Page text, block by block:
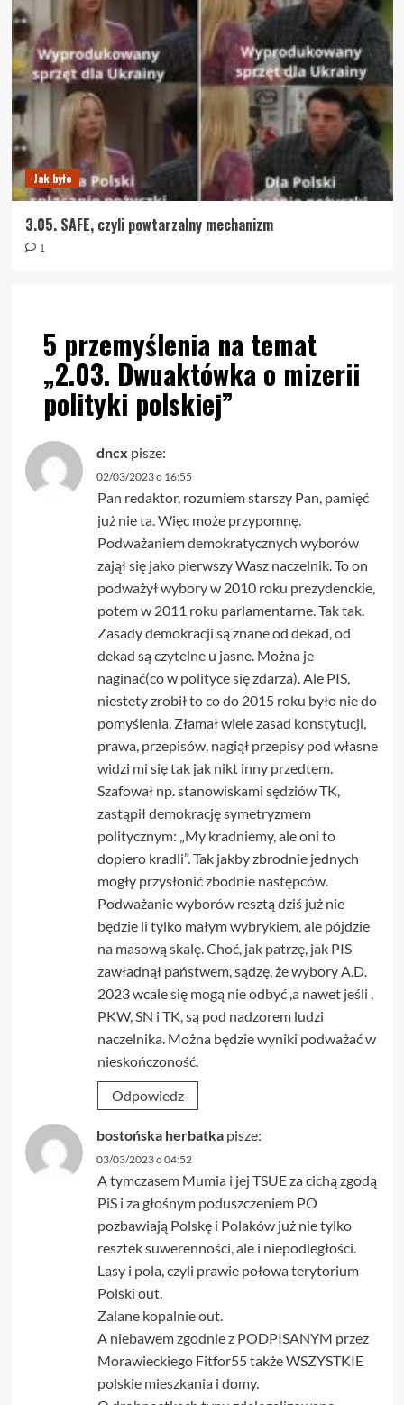
Jak było
3.05. SAFE, czyli powtarzalny mechanizm
1
5 przemyślenia na temat
„2.03. Dwuaktówka o mizerii
polityki polskiej”
dncx pisze:
02/03/2023 o 16:55
Pan redaktor, rozumiem starszy Pan, pamięć
już nie ta. Więc może przypomnę.
Podważaniem demokratycznych wyborów
zajął się jako pierwszy Wasz naczelnik. To on
podważył wybory w 2010 roku prezydenckie,
potem w 2011 roku parlamentarne. Tak tak.
Zasady demokracji są znane od dekad, od
dekad są czytelne u jasne. Można je
naginać(co w polityce się zdarza). Ale PIS,
niestety zrobił to co do 2015 roku było nie do
pomyślenia. Złamał wiele zasad konstytucji,
prawa, przepisów, nagiął przepisy pod własne
widzi mi się tak jak nikt inny przedtem.
Szafował np. stanowiskami sędziów TK,
zastąpił demokrację symetryzmem
politycznym: „My kradniemy, ale oni to
dopiero kradli”. Tak jakby zbrodnie jednych
mogły przysłonić zbodnie następców.
Podważanie wyborów resztą dziś już nie
będzie li tylko małym wybrykiem, ale pójdzie
na masową skalę. Choć, jak patrzę, jak PIS
zawładnął państwem, sądzę, że wybory A.D.
2023 wcale się mogą nie odbyć ,a nawet jeśli ,
PKW, SN i TK, są pod nadzorem ludzi
naczelnika. Można będzie wyniki podważać w
nieskończoność.
Odpowiedz
bostońska herbatka pisze:
03/03/2023 o 04:52
A tymczasem Mumia i jej TSUE za cichą zgodą
PiS i za głośnym poduszczeniem PO
pozbawiają Polskę i Polaków już nie tylko
resztek suwerenności, ale i niepodległości.
Lasy i pola, czyli prawie połowa terytorium
Polski out.
Zalane kopalnie out.
A niebawem zgodnie z PODPISANYM przez
Morawieckiego Fitfor55 także WSZYSTKIE
polskie mieszkania i domy.